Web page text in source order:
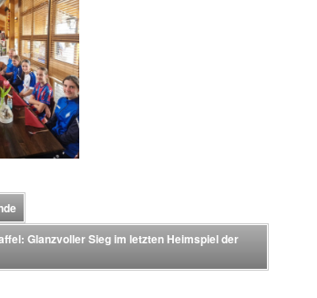
Glanzvoller Sieg im letzten Heimspiel der